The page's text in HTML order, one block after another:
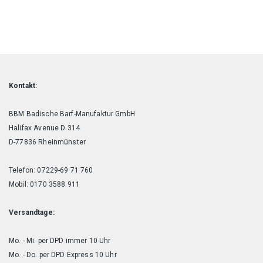
Kontakt:
BBM Badische Barf-Manufaktur GmbH
Halifax Avenue D 314
D-77836 Rheinmünster
Telefon: 07229-69 71 760
Mobil: 0170 3588 911
Versandtage:
Mo. - Mi. per DPD immer 10 Uhr
Mo. - Do. per DPD Express 10 Uhr